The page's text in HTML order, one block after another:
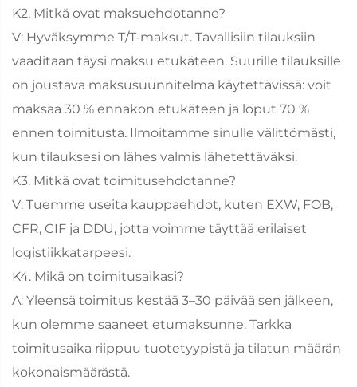
K2. Mitkä ovat maksuehdotanne?
V: Hyväksymme T/T-maksut. Tavallisiin tilauksiin
vaaditaan täysi maksu etukäteen. Suurille tilauksille
on joustava maksusuunnitelma käytettävissä: voit
maksaa 30 % ennakon etukäteen ja loput 70 %
ennen toimitusta. Ilmoitamme sinulle välittömästi,
kun tilauksesi on lähes valmis lähetettäväksi.
K3. Mitkä ovat toimitusehdotanne?
V: Tuemme useita kauppaehdot, kuten EXW, FOB,
CFR, CIF ja DDU, jotta voimme täyttää erilaiset
logistiikkatarpeesi.
K4. Mikä on toimitusaikasi?
A: Yleensä toimitus kestää 3–30 päivää sen jälkeen,
kun olemme saaneet etumaksunne. Tarkka
toimitusaika riippuu tuotetyypistä ja tilatun määrän
kokonaismäärästä.